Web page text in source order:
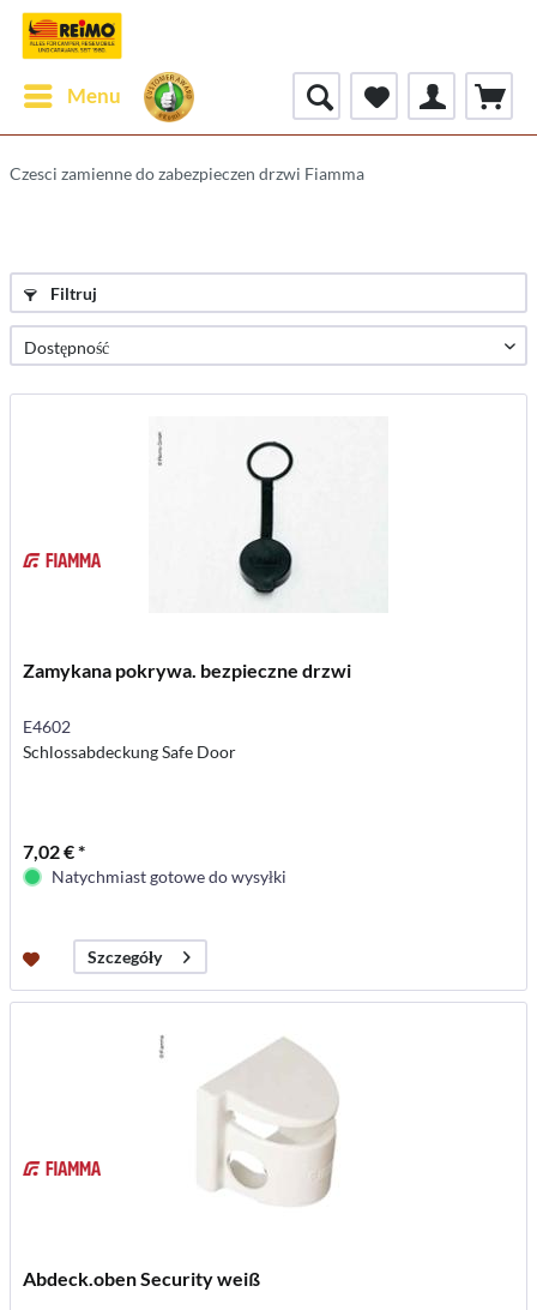
Menu
Czesci zamienne do zabezpieczen drzwi Fiamma
Filtruj
Zamykana pokrywa. bezpieczne drzwi
E4602
Schlossabdeckung Safe Door
7,02 € *
Natychmiast gotowe do wysyłki
Szczegóły
Abdeck.oben Security weiß